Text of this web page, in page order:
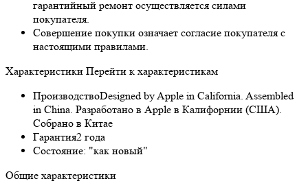
гарантийный ремонт осуществляется силами
покупателя.
Совершение покупки означает согласие покупателя с
настоящими правилами.
Характеристики Перейти к характеристикам
ПроизводствоDesigned by Apple in California. Assembled
in China. Разработано в Apple в Калифорнии (США).
Собрано в Китае
Гарантия2 года
Состояние: "как новый"
Общие характеристики